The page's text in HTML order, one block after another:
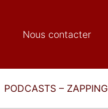
Nous contacter
PODCASTS – ZAPPING